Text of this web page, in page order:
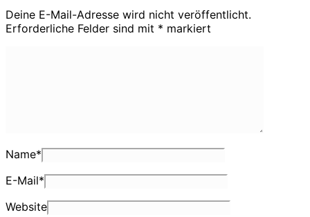
Deine E-Mail-Adresse wird nicht veröffentlicht.
Erforderliche Felder sind mit * markiert
Name*
E-Mail*
Website